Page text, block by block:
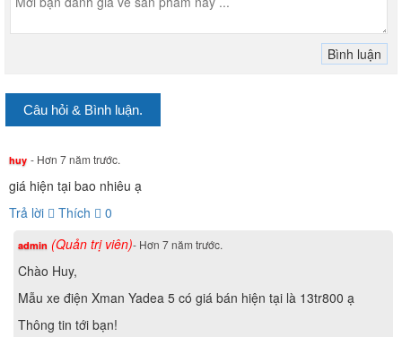
Khác với các dòng
Câu hỏi & Bình luận.
huy - Hơn 7 năm trước.
giá hiện tại bao nhiêu ạ
Trả lời
Thích 0
admin (Quản trị viên)- Hơn 7 năm trước.
Chào Huy,
Mẫu xe điện Xman Yadea 5 có giá bán hiện tại là 13tr800 ạ
Thông tin tới bạn!